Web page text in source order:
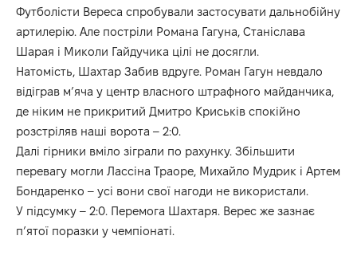
Футболісти Вереса спробували застосувати дальнобійну
артилерію. Але постріли Романа Гагуна, Станіслава
Шарая і Миколи Гайдучика цілі не досягли.
Натомість, Шахтар Забив вдруге. Роман Гагун невдало
відіграв м’яча у центр власного штрафного майданчика,
де ніким не прикритий Дмитро Криськів спокійно
розстріляв наші ворота – 2:0.
Далі гірники вміло зіграли по рахунку. Збільшити
перевагу могли Лассіна Траоре, Михайло Мудрик і Артем
Бондаренко – усі вони свої нагоди не використали.
У підсумку – 2:0. Перемога Шахтаря. Верес же зазнає
п’ятої поразки у чемпіонаті.